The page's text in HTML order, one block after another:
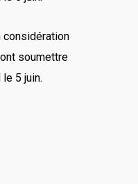
considération
soumettre
5 juin.